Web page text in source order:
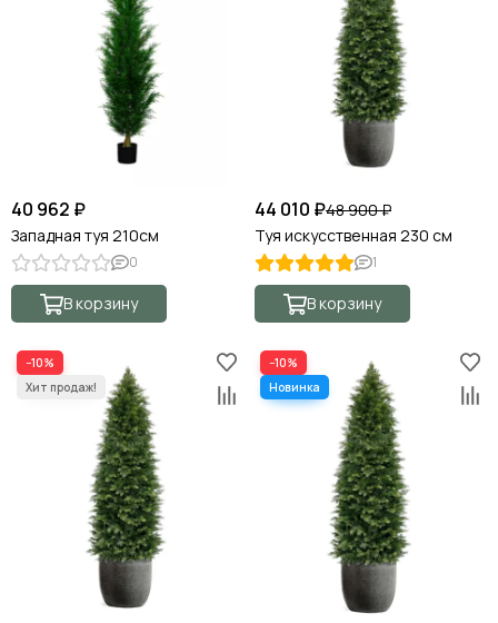
40 962 ₽
Западная туя 210см
0
В корзину
44 010 ₽48 900 ₽
Туя искусственная 230 см
1
В корзину
−10% −10%